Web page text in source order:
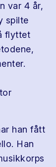
var 4 år,
spilte
flyttet
han fått
Han